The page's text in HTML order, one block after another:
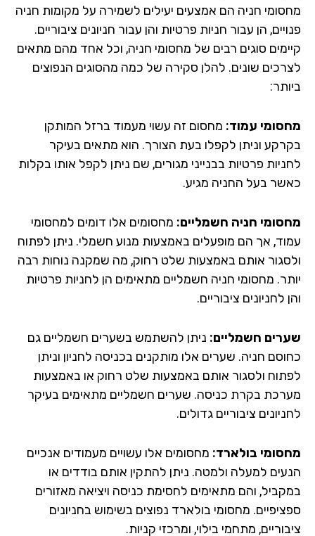
חניה הם אמצעים יעילים לשמירה על מקומות חניה
הן עבור חניות פרטיות והן עבור חניונים ציבוריים.
סוגים רבים של מחסומי חניה, וכל אחד מהם מתאים
שונים. להלן סקירה של כמה מהסוגים הנפוצים
עמוד:מחסום זה עשוי מעמוד ברזל המותקן
וניתן לקפלו בעת הצורך. הוא מתאים בעיקר
פרטיות בבנייני מגורים, שם ניתן לקפל אותו בקלות
בעל החניה מגיע.
חניה חשמליים:מחסומים אלו דומים למחסומי
אך הם מופעלים באמצעות מנוע חשמלי. ניתן לפתוח
אותם באמצעות שלט רחוק, מה שמקנה נוחות רבה
מחסומי חניה חשמליים מתאימים הן לחניות פרטיות
לחניונים ציבוריים.
חשמליים:ניתן להשתמש בשערים חשמליים גם
חניה. שערים אלו מותקנים בכניסה לחניון וניתן
ולסגור אותם באמצעות שלט רחוק או באמצעות
בקרת כניסה. שערים חשמליים מתאימים בעיקר
ציבוריים גדולים.
בולארד:מחסומים אלו עשויים מעמודים אנכיים
למעלה ולמטה. ניתן להתקין אותם בודדים או
והם מתאימים לחסימת כניסה ויציאה מאזורים
מחסומי בולארד נפוצים בשימוש בחניונים
מתחמי בילוי, ומרכזי קניות.